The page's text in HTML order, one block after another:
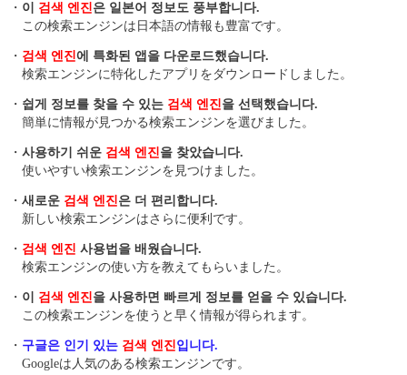
・ 이 검색 엔진은 일본어 정보도 풍부합니다.
この検索エンジンは日本語の情報も豊富です。
・ 검색 엔진에 특화된 앱을 다운로드했습니다.
検索エンジンに特化したアプリをダウンロードしました。
・ 쉽게 정보를 찾을 수 있는 검색 엔진을 선택했습니다.
簡単に情報が見つかる検索エンジンを選びました。
・ 사용하기 쉬운 검색 엔진을 찾았습니다.
使いやすい検索エンジンを見つけました。
・ 새로운 검색 엔진은 더 편리합니다.
新しい検索エンジンはさらに便利です。
・ 검색 엔진 사용법을 배웠습니다.
検索エンジンの使い方を教えてもらいました。
・ 이 검색 엔진을 사용하면 빠르게 정보를 얻을 수 있습니다.
この検索エンジンを使うと早く情報が得られます。
・ 구글은 인기 있는 검색 엔진입니다.
Googleは人気のある検索エンジンです。